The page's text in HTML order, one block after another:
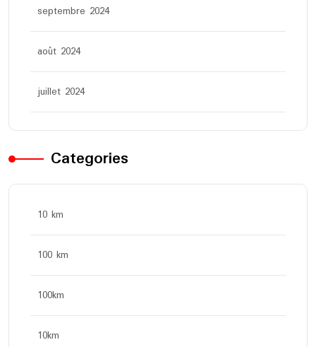
septembre 2024
août 2024
juillet 2024
Categories
10 km
100 km
100km
10km